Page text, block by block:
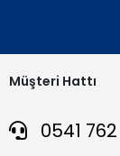
Müşteri Hattı
0541